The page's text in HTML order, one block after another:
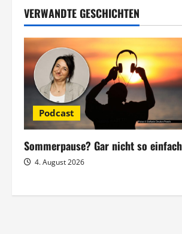
t
r
a
g
s
n
a
v
VERWANDTE GESCHICHTEN
Podcast
Sommerpause? Gar nicht so einfach
4. August 2026